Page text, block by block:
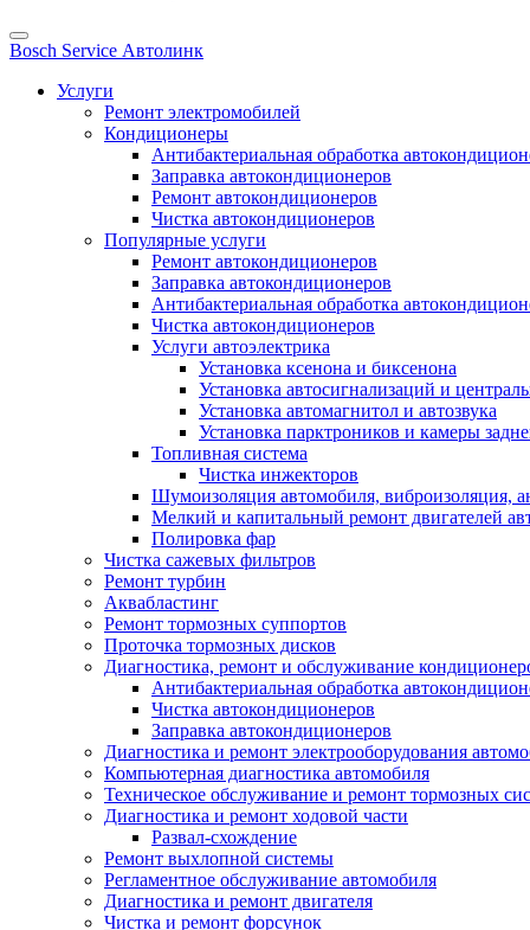
Bosch Service Автолинк
Услуги
Ремонт электромобилей
Кондиционеры
Антибактериальная обработка
Заправка автокондиционеров
Ремонт автокондиционеров
Чистка автокондиционеров
Популярные услуги
Ремонт автокондиционеров
Заправка автокондиционеров
Антибактериальная обработка
Чистка автокондиционеров
Услуги автоэлектрика
Установка ксенона и биксенона
Установка автосигнализаций и
Установка автомагнитол и автозвука
Установка парктроников и камеры
Топливная система
Чистка инжекторов
Шумоизоляция автомобиля, виброизоляция,
Мелкий и капитальный ремонт двигателей
Полировка фар
Чистка сажевых фильтров
Ремонт турбин
Аквабластинг
Ремонт тормозных суппортов
Проточка тормозных дисков
Диагностика, ремонт и обслуживание
Антибактериальная обработка
Чистка автокондиционеров
Заправка автокондиционеров
Диагностика и ремонт электрооборудования
Компьютерная диагностика автомобиля
Техническое обслуживание и ремонт тормозных
Диагностика и ремонт ходовой части
Развал-схождение
Ремонт выхлопной системы
Регламентное обслуживание автомобиля
Диагностика и ремонт двигателя
Чистка и ремонт форсунок